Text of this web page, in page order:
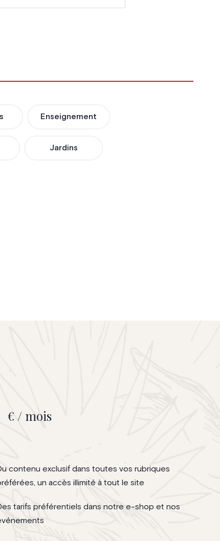
Enseignement
Jardins
€ / mois
contenu exclusif dans toutes vos rubriques
un accès illimité à tout le site
tarifs préférentiels dans notre e-shop et nos